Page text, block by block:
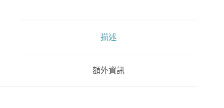
描述
額外資訊